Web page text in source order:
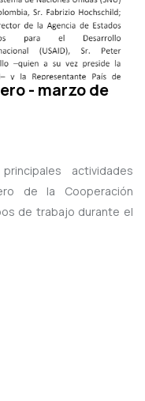
- marzo de
actividades
de la Cooperación
de trabajo durante el